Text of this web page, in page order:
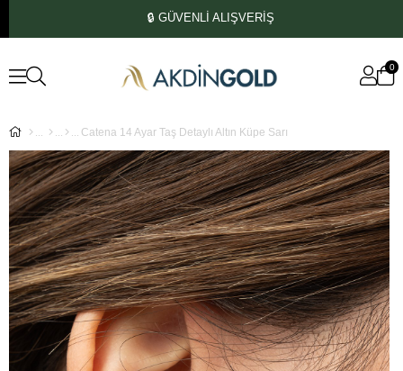
🔒 GÜVENLİ ALIŞVERİŞ
0
Catena 14 Ayar Taş Detaylı Altın Küpe Sarı